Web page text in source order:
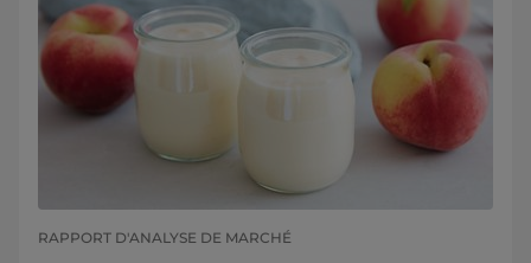
RAPPORT D'ANALYSE DE MARCHÉ